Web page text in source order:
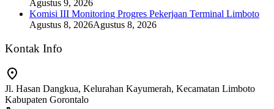
Agustus 9, 2026
Komisi III Monitoring Progres Pekerjaan Terminal Limboto
Agustus 8, 2026Agustus 8, 2026
Kontak Info
Jl. Hasan Dangkua, Kelurahan Kayumerah, Kecamatan Limboto
Kabupaten Gorontalo